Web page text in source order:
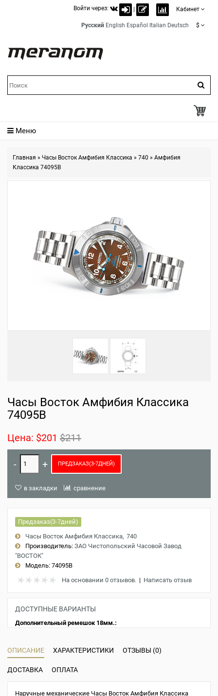
Войти через: Кабинет
Русский English Español Italian Deutsch $
Меню
Главная » Часы Восток Амфибия Классика » 740 » Амфибия
Классика 74095B
Часы Восток Амфибия Классика
74095B
Цена: $201 $211
ПРЕДЗАКАЗ(3-7ДНЕЙ)
в закладки сравнение
Предзаказ(3-7дней)
Часы Восток Амфибия Классика 740
Производитель: ЗАО Чистопольский Часовой Завод
"ВОСТОК"
Модель: 74095B
На основании 0 отзывов. | Написать отзыв
ДОСТУПНЫЕ ВАРИАНТЫ
Дополнительный ремешок 18мм.:
ОПИСАНИЕ ХАРАКТЕРИСТИКИ ОТЗЫВЫ (0)
ДОСТАВКА ОПЛАТА
Наручные механические Часы Восток Амфибия Классика